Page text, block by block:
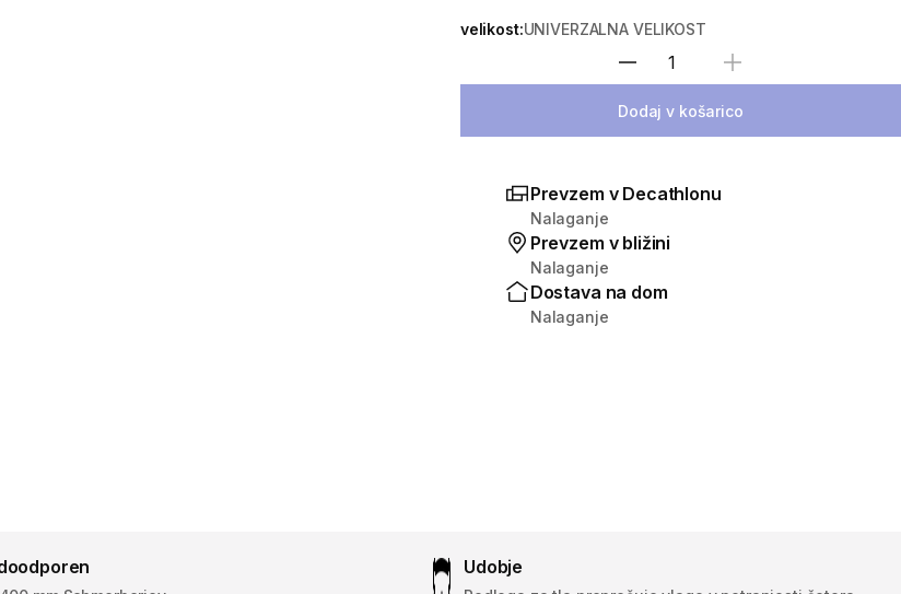
velikost:UNIVERZALNA VELIKOST
Izberite količino
Dodaj v košarico
Prevzem v Decathlonu
Nalaganje
Prevzem v bližini
Nalaganje
Dostava na dom
Nalaganje
Udobje